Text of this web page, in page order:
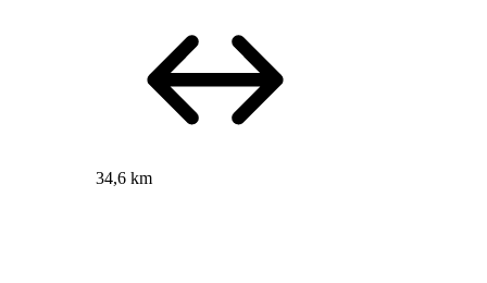
34,6 km